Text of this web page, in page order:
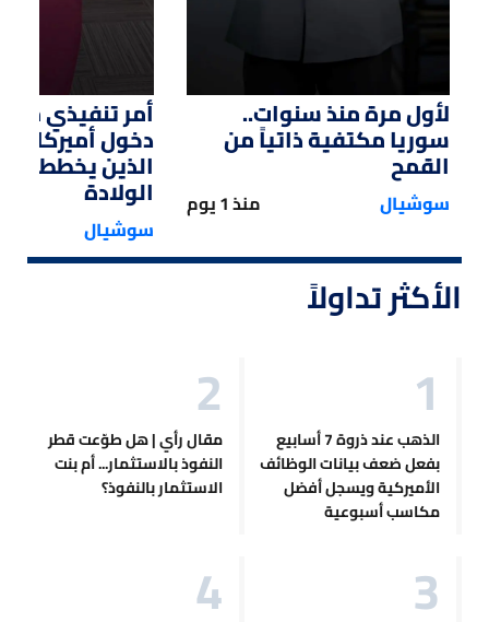
لأول مرة منذ سنوات..
سوريا مكتفية ذاتياً من
القمح
سوشيال منذ 1 يوم
أمر تنفيذي من
دخول أميركا
الذين يخططون
الولادة
سوشيال
الأكثر تداولاً
الذهب عند ذروة 7 أسابيع
بفعل ضعف بيانات الوظائف
الأميركية ويسجل أفضل
مكاسب أسبوعية
مقال رأي | هل طوّعت قطر
النفوذ بالاستثمار... أم بنت
الاستثمار بالنفوذ؟